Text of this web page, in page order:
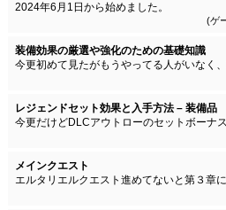
2024年6月1日から始めました。
軍勢(第2章)まできて、このサイトに辿り着
(ゲ
装備効果の厳選や強化のための基礎知識
今更初めて見たがもうやってる人がいなく
りにくい点が何個かあるが頑張ってみよう
レジェンドセット効果と入手方法 – 装備品
今更だけどDLCアウトローのセットボーナ
2つ：命中時に炎上、毒、凍結、呪いを与
4つ：支持者の攻撃に炎上、毒、凍結、呪い
メインクエスト
エルタリエルクエスト進めてないと第３章
第３章に行くための「明王」クエストがエ